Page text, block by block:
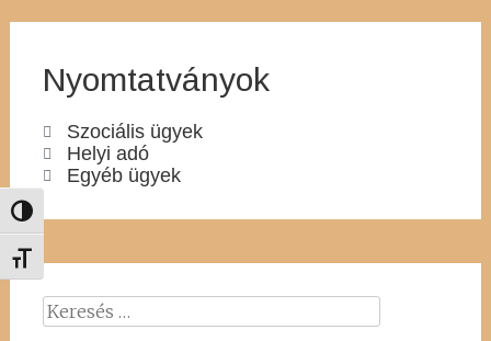
Nagy kontraszt váltása
Betűméret váltása
Nyomtatványok
Szociális ügyek
Helyi adó
Egyéb ügyek
Keresés: